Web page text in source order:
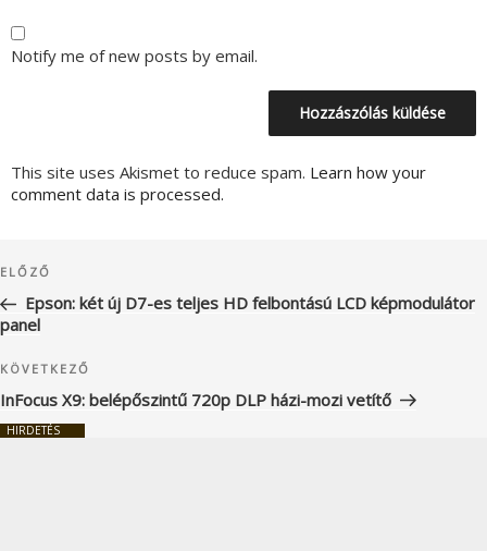
Notify me of new posts by email.
This site uses Akismet to reduce spam. Learn how your
comment data is processed.
navigáció
Korábbi
bejegyzés
ELŐZŐ
Epson: két új D7-es teljes HD felbontású LCD képmodulátor
panel
Következő
bejegyzés
KÖVETKEZŐ
InFocus X9: belépőszintű 720p DLP házi-mozi vetítő
HIRDETÉS